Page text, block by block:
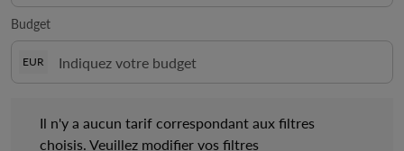
Budget
EUR
Il n'y a aucun tarif correspondant aux filtres
choisis. Veuillez modifier vos filtres